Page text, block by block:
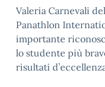
Valeria Carnevali
Panathlon
importante
lo studente più
risultati